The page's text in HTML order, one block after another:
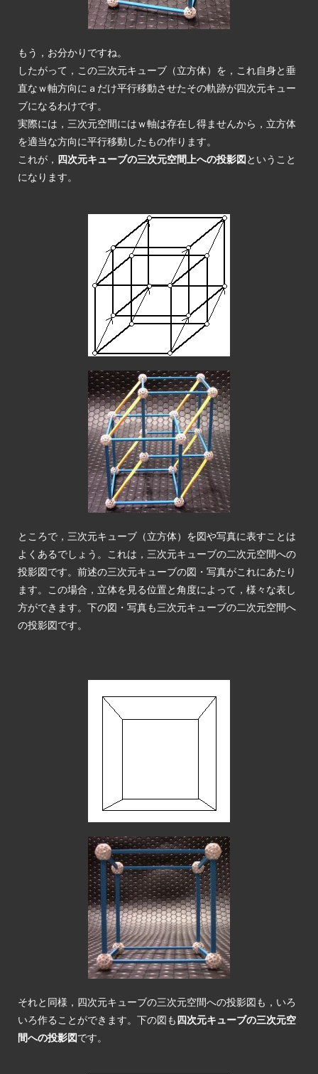
もう，お分かりですね。
したがって，この三次元キューブ（立方体）を，これ自身と垂
直なｗ軸方向にａだけ平行移動させたその軌跡が四次元キュー
ブになるわけです。
実際には，三次元空間にはｗ軸は存在し得ませんから，立方体
を適当な方向に平行移動したもの作ります。
これが， 四次元キューブの三次元空間上への投影図ということ
になります。
ところで，三次元キューブ（立方体）を図や写真に表すことは
よくあるでしょう。これは，三次元キューブの二次元空間への
投影図です。前述の三次元キューブの図・写真がこれにあたり
ます。この場合，立体を見る位置と角度によって，様々な表し
方ができます。下の図・写真も三次元キューブの二次元空間へ
の投影図です。
それと同様，四次元キューブの三次元空間への投影図も，いろ
いろ作ることができます。下の図も四次元キューブの三次元空
間への投影図です。